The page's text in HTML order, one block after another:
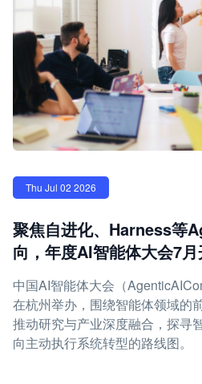
Thu Jul 02 2026
聚焦自进化、Harness等
向，年度AI智能体大会7
中国AI智能体大会（
在杭州举办，围绕智能体领域的
推动研究与产业深度融合，探寻
向主动执行系统转型的路线图。